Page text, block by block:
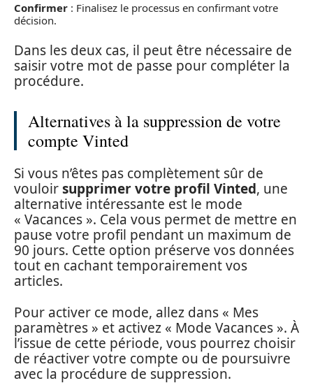
Confirmer : Finalisez le processus en confirmant votre
décision.
Dans les deux cas, il peut être nécessaire de
saisir votre mot de passe pour compléter la
procédure.
Alternatives à la suppression de votre
compte Vinted
Si vous n’êtes pas complètement sûr de
vouloirsupprimer votre profil Vinted, une
alternative intéressante est le mode
« Vacances ». Cela vous permet de mettre en
pause votre profil pendant un maximum de
90 jours. Cette option préserve vos données
tout en cachant temporairement vos
articles.
Pour activer ce mode, allez dans « Mes
paramètres » et activez « Mode Vacances ». À
l’issue de cette période, vous pourrez choisir
de réactiver votre compte ou de poursuivre
avec la procédure de suppression.